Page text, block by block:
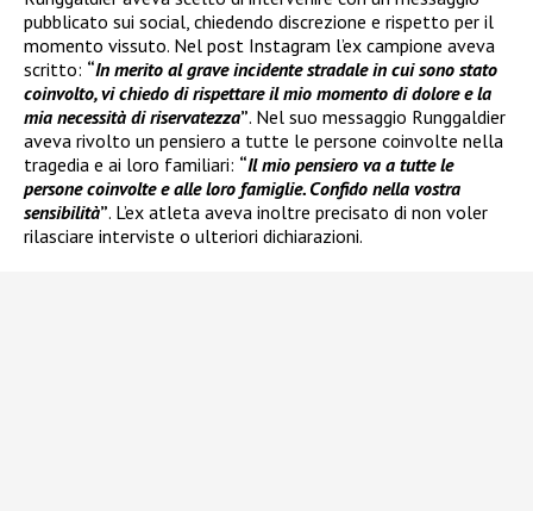
pubblicato sui social, chiedendo discrezione e rispetto per il
momento vissuto. Nel post Instagram l’ex campione aveva
scritto: “In merito al grave incidente stradale in cui sono stato
coinvolto, vi chiedo di rispettare il mio momento di dolore e la
mia necessità di riservatezza”. Nel suo messaggio Runggaldier
aveva rivolto un pensiero a tutte le persone coinvolte nella
tragedia e ai loro familiari: “Il mio pensiero va a tutte le
persone coinvolte e alle loro famiglie. Confido nella vostra
sensibilità”. L’ex atleta aveva inoltre precisato di non voler
rilasciare interviste o ulteriori dichiarazioni.